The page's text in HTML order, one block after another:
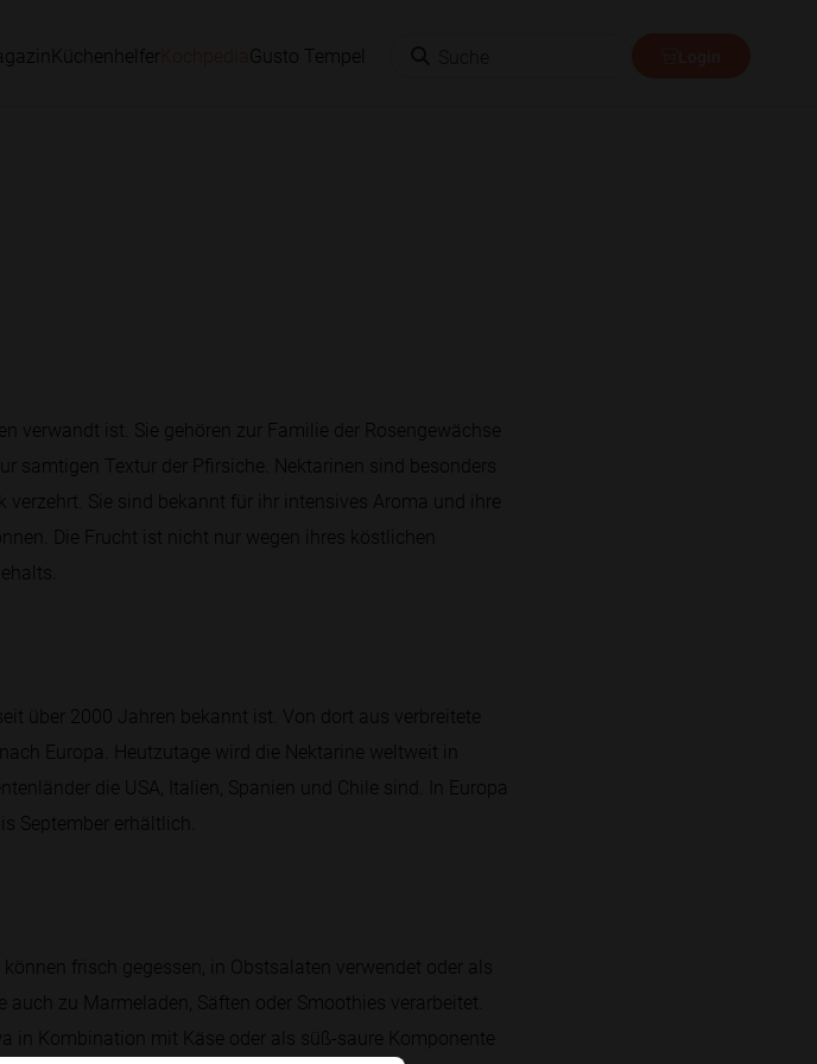
Küchenhelfer Gusto Tempel
verwandt ist. Sie gehören zur Familie der Rosengewächse
samtigen Textur der Pfirsiche. Nektarinen sind besonders
Sie sind bekannt für ihr intensives Aroma und ihre
Die Frucht ist nicht nur wegen ihres köstlichen
über 2000 Jahren bekannt ist. Von dort aus verbreitete
Europa. Heutzutage wird die Nektarine weltweit in
die USA, Italien, Spanien und Chile sind. In Europa
September erhältlich.
frisch gegessen, in Obstsalaten verwendet oder als
zu Marmeladen, Säften oder Smoothies verarbeitet.
in Kombination mit Käse oder als süß-saure Komponente